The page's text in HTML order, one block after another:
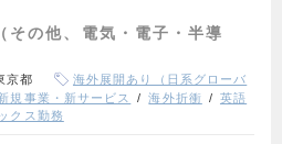
その他、電気・電子・半導
京都
海外展開あり（日系グローバ
規事業・新サービス 海外折衝
英語
クス勤務